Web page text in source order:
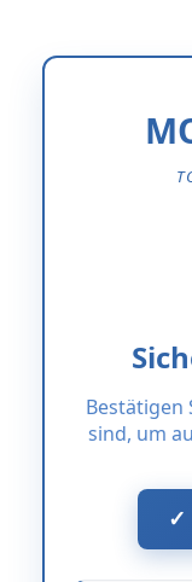
Bestätigen
sind, um
✓